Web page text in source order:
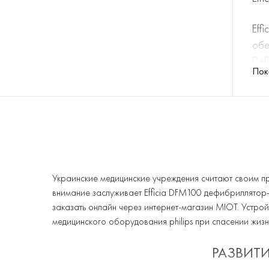
Украинские медицинские учреждения считают своим
внимание заслуживает Efficia DFM100
заказать онлайн через интернет-магазин MIOT.
медицинского оборудования philips при спасении